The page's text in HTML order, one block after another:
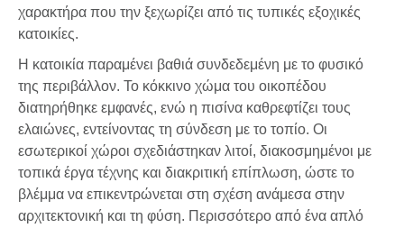
χαρακτήρα που την ξεχωρίζει από τις τυπικές εξοχικές
κατοικίες.
Η κατοικία παραμένει βαθιά συνδεδεμένη με το φυσικό
της περιβάλλον. Το κόκκινο χώμα του οικοπέδου
διατηρήθηκε εμφανές, ενώ η πισίνα καθρεφτίζει τους
ελαιώνες, εντείνοντας τη σύνδεση με το τοπίο. Οι
εσωτερικοί χώροι σχεδιάστηκαν λιτοί, διακοσμημένοι με
τοπικά έργα τέχνης και διακριτική επίπλωση, ώστε το
βλέμμα να επικεντρώνεται στη σχέση ανάμεσα στην
αρχιτεκτονική και τη φύση. Περισσότερο από ένα απλό